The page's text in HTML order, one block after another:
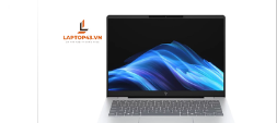
Sinh viên và khách hàng ở xa
cùng cơ hội nhậnVoucher
giảm đến 500.000đ.